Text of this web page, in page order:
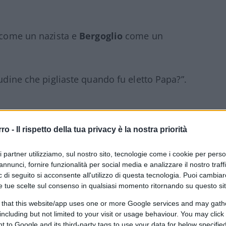
- Il rispetto della tua privacy è la nostra priorità
partner utilizziamo, sul nostro sito, tecnologie come i cookie per
fornire funzionalità per social media e analizzare il nostro
di seguito si acconsente all'utilizzo di questa tecnologia. Puoi
tue scelte sul consenso in qualsiasi momento ritornando su questo
that this website/app uses one or more Google services and may
but not limited to your visit or usage behaviour. You may
to Google and its third-party tags to use your data for below
un nazista e Bergoglio come un
che pigliaste quando fu eletto Papa?”.
pranzo nel suo appartamento ed io
che poi venne beatificato da lui”.